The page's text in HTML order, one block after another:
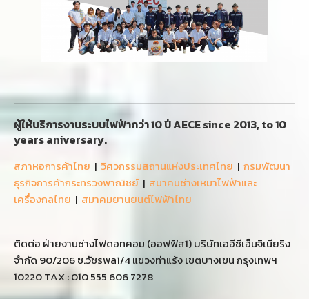
ผู้ให้บริการงานระบบไฟฟ้ากว่า 10 ปี AECE since 2013, to 10
years aniversary.
สภาหอการค้าไทย | วิศวกรรมสถานแห่งประเทศไทย | กรมพัฒนา
ธุรกิจการค้ากระทรวงพาณิชย์| สมาคมช่างเหมาไฟฟ้าและ
เครื่องกลไทย | สมาคมยานยนต์ไฟฟ้าไทย
ติดต่อ ฝ่ายงานช่างไฟดอทคอม (ออฟฟิส1) บริษัทเออีซีเอ็นจิเนียริง
จำกัด 90/206 ซ.วัชรพล1/4 แขวงท่าแร้ง เขตบางเขน กรุงเทพฯ
10220 TAX : 010 555 606 7278